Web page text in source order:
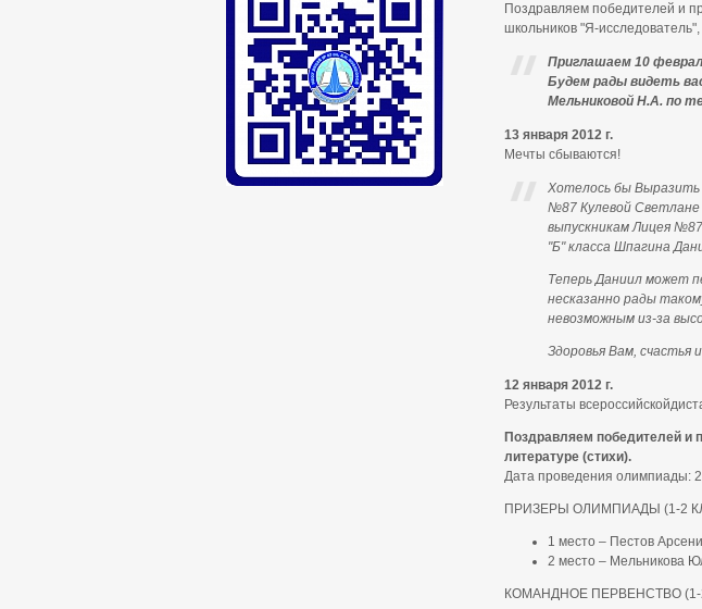
Поздравляем победителей и
школьников "Я-
Приглашаем 10
Будем рады видеть
Мельниковой Н.А. по
13 января 2012 г.
Мечты сбываются!
Хотелось бы Выразить
№87 Кулевой Светлане
выпускникам Лицея
"Б" класса Шпагина
Теперь Даниил может
несказанно рады
невозможным из-за
Здоровья Вам,
12 января 2012 г.
Результаты
Поздравляем победителей и
литературе (стихи).
Дата проведения олимпиады:
ПРИЗЕРЫ ОЛИМПИАДЫ (1-2
1 место – Пестов
2 место – Мельникова
КОМАНДНОЕ ПЕРВЕНСТВО